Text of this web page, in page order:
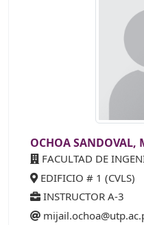
OCHOA SANDOVAL,
FACULTAD DE
EDIFICIO # 1 (CVLS)
INSTRUCTOR A-3